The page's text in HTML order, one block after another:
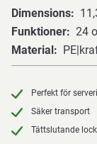
Dimensions
Funktioner
24
Material
Perfekt för
Säker transport
Tättslutande